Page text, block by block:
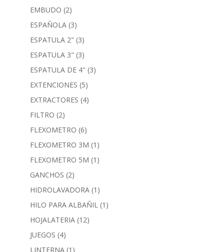
EMBUDO (2)
ESPAÑOLA (3)
ESPATULA 2" (3)
ESPATULA 3" (3)
ESPATULA DE 4" (3)
EXTENCIONES (5)
EXTRACTORES (4)
FILTRO (2)
FLEXOMETRO (6)
FLEXOMETRO 3M (1)
FLEXOMETRO 5M (1)
GANCHOS (2)
HIDROLAVADORA (1)
HILO PARA ALBAÑIL (1)
HOJALATERIA (12)
JUEGOS (4)
LINTERNA (1)